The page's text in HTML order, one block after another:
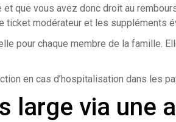
que vous avez donc droit au
ticket modérateur et les suppléments
pour chaque membre de la famille.
en cas d’hospitalisation dans les
large via une